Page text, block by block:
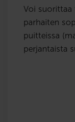
Voi
parhaiten
puitteissa
perjantaista